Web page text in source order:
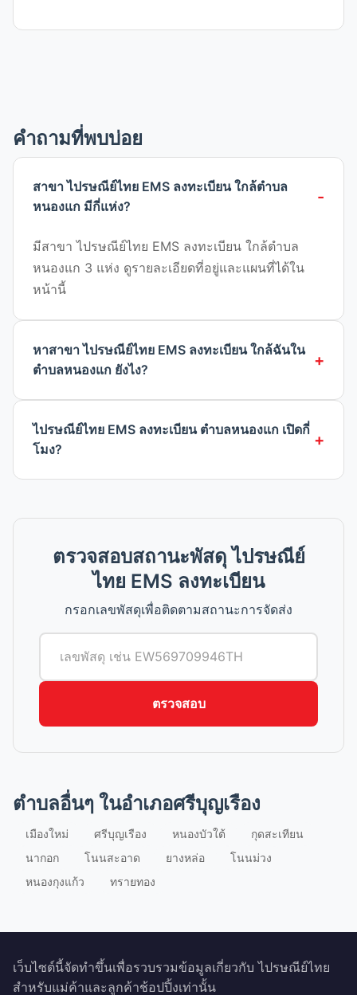
คำถามที่พบบ่อย
สาขา ไปรษณีย์ไทย EMS ลงทะเบียน ใกล้ตำบล
หนองแก มีกี่แห่ง?
มีสาขา ไปรษณีย์ไทย EMS ลงทะเบียน ใกล้ตำบล
หนองแก 3 แห่ง ดูรายละเอียดที่อยู่และแผนที่ได้ใน
หน้านี้
หาสาขา ไปรษณีย์ไทย EMS ลงทะเบียน ใกล้ฉันใน
ตำบลหนองแก ยังไง?
ไปรษณีย์ไทย EMS ลงทะเบียน ตำบลหนองแก เปิดกี่
โมง?
ตรวจสอบสถานะพัสดุ ไปรษณีย์
ไทย EMS ลงทะเบียน
กรอกเลขพัสดุเพื่อติดตามสถานะการจัดส่ง
ตรวจสอบ
ตำบลอื่นๆ ในอำเภอศรีบุญเรือง
เมืองใหม่ ศรีบุญเรือง หนองบัวใต้
กุดสะเทียน
นากอก
โนนสะอาด ยางหล่อ
โนนม่วง
หนองกุงแก้ว
ทรายทอง
เว็บไซต์นี้จัดทำขึ้นเพื่อรวบรวมข้อมูลเกี่ยวกับ ไปรษณีย์ไทย
สำหรับแม่ค้าและลูกค้าช้อปปิ้งเท่านั้น